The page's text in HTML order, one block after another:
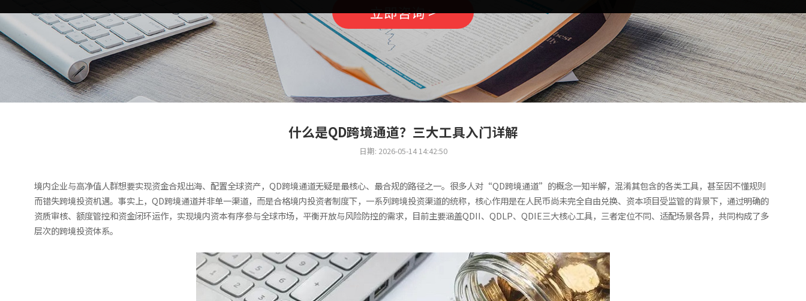
立即咨询 >
什么是QD跨境通道？三大工具入门详解
日期: 2026-05-14 14:42:50
境内企业与高净值人群想要实现资金合规出海、配置全球资产，QD跨境通道无疑是最核心、最合规的路径之一。很多人对“QD跨境通道”的概念一知半解，混淆其包含的各类工具，甚至因不懂规则
而错失跨境投资机遇。事实上，QD跨境通道并非单一渠道，而是合格境内投资者制度下，一系列跨境投资渠道的统称，核心作用是在人民币尚未完全自由兑换、资本项目受监管的背景下，通过明确的
资质审核、额度管控和资金闭环运作，实现境内资本有序参与全球市场，平衡开放与风险防控的需求，目前主要涵盖QDII、QDLP、QDIE三大核心工具，三者定位不同、适配场景各异，共同构成了多
层次的跨境投资体系。